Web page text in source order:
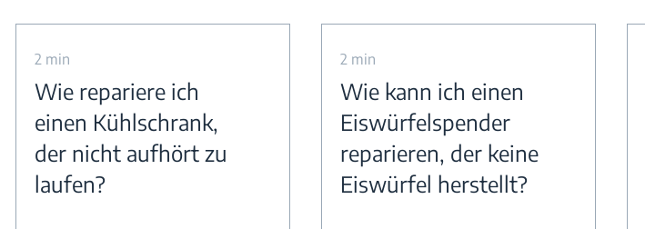
2 min
Wie repariere ich
einen Kühlschrank,
der nicht aufhört zu
laufen?
2 min
Wie kann ich einen
Eiswürfelspender
reparieren, der keine
Eiswürfel herstellt?